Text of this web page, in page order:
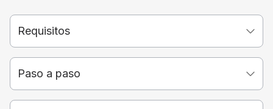
Requisitos
Paso a paso